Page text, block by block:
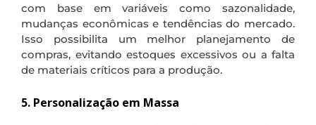
com base em variáveis como sazonalidade,
mudanças econômicas e tendências do mercado.
Isso possibilita um melhor planejamento de
compras, evitando estoques excessivos ou a falta
de materiais críticos para a produção.
5. Personalização em Massa